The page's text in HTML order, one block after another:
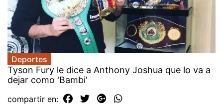
Deportes
Tyson Fury le dice a Anthony Joshua que lo va a
dejar como 'Bambi'
compartir en: